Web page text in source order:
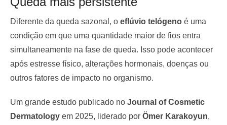
Diferente da queda sazonal, o eflúvio telógeno é uma
condição em que uma quantidade maior de fios entra
simultaneamente na fase de queda. Isso pode acontecer
após estresse físico, alterações hormonais, doenças ou
outros fatores de impacto no organismo.
Um grande estudo publicado no Journal of Cosmetic
Dermatology em 2025, liderado por Ömer Karakoyun,